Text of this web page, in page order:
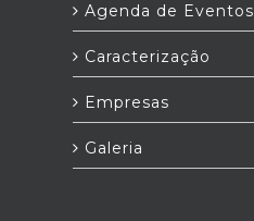
Agenda de Eventos
Caracterização
Empresas
Galeria